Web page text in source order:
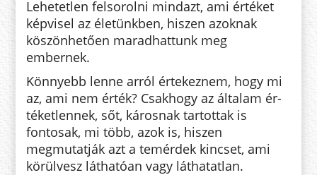
Lehetetlen felsorolni mindazt, ami értéket
képvisel az életünkben, hiszen azoknak
köszönhetően maradhattunk meg
embernek.
Könnyebb lenne arról értekeznem, hogy mi
az, ami nem érték? Csakhogy az általam ér­
téketlennek, sőt, károsnak tartottak is
fontosak, mi több, azok is, hi­szen
megmutatják azt a temérdek kin­cset, ami
körülvesz láthatóan vagy láthatatlan.